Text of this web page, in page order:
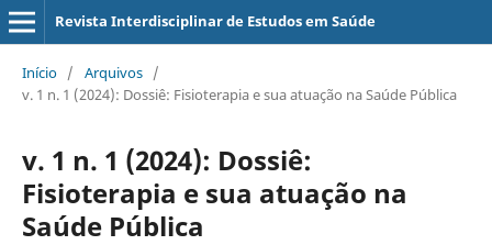
Revista Interdisciplinar de Estudos em Saúde
Início / Arquivos /
v. 1 n. 1 (2024): Dossiê: Fisioterapia e sua atuação na Saúde Pública
v. 1 n. 1 (2024): Dossiê:
Fisioterapia e sua atuação na
Saúde Pública